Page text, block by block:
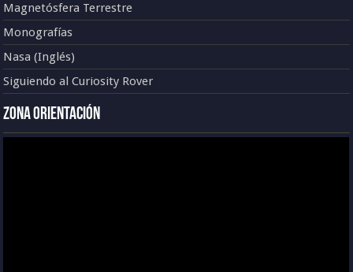
Magnetósfera Terrestre
Monografías
Nasa (Inglés)
Siguiendo al Curiosity Rover
Zona Orientación